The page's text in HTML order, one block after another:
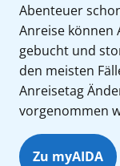
Abenteuer
Anreise können
gebucht und
den meisten
Anreisetag
vorgenommen
Zu myAIDA